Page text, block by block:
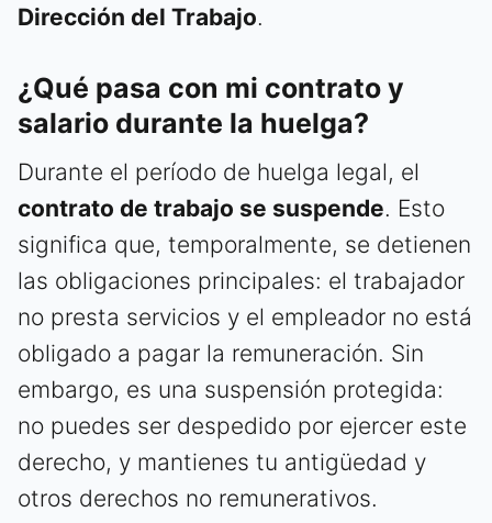
Dirección del Trabajo.
¿Qué pasa con mi contrato y
salario durante la huelga?
Durante el período de huelga legal, el
contrato de trabajo se suspende. Esto
significa que, temporalmente, se detienen
las obligaciones principales: el trabajador
no presta servicios y el empleador no está
obligado a pagar la remuneración. Sin
embargo, es una suspensión protegida:
no puedes ser despedido por ejercer este
derecho, y mantienes tu antigüedad y
otros derechos no remunerativos.